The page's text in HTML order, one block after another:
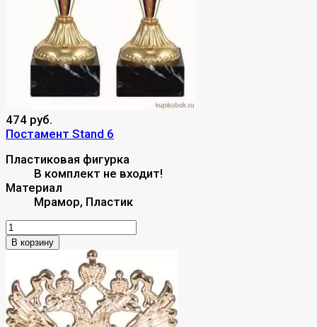
474 руб.
Постамент Stand 6
Пластиковая фигурка
В комплект не входит!
Материал
Мрамор, Пластик
В корзину